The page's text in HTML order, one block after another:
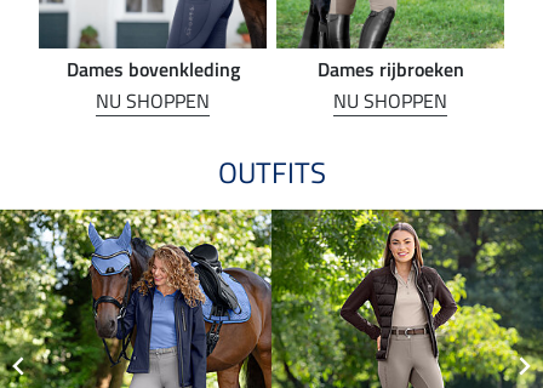
Dames bovenkleding
NU SHOPPEN
Dames rijbroeken
NU SHOPPEN
OUTFITS